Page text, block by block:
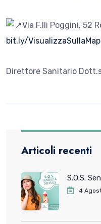
Via F.lli Poggini, 52
bit.ly/
Direttore Sanitario
Articoli recenti
S.O.S.
4